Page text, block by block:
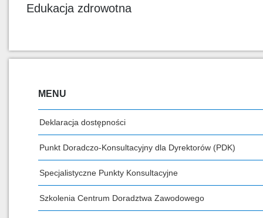
Edukacja zdrowotna
MENU
Deklaracja dostępności
Punkt Doradczo-Konsultacyjny dla Dyrektorów (PDK)
Specjalistyczne Punkty Konsultacyjne
Szkolenia Centrum Doradztwa Zawodowego